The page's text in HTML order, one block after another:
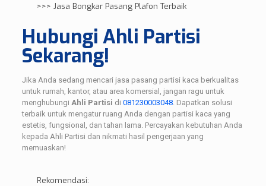
>>> Jasa Bongkar Pasang Plafon Terbaik
Hubungi Ahli Partisi
Sekarang!
Jika Anda sedang mencari jasa pasang partisi kaca berkualitas
untuk rumah, kantor, atau area komersial, jangan ragu untuk
menghubungi Ahli Partisi di 081230003048. Dapatkan solusi
terbaik untuk mengatur ruang Anda dengan partisi kaca yang
estetis, fungsional, dan tahan lama. Percayakan kebutuhan Anda
kepada Ahli Partisi dan nikmati hasil pengerjaan yang
memuaskan!
Rekomendasi: